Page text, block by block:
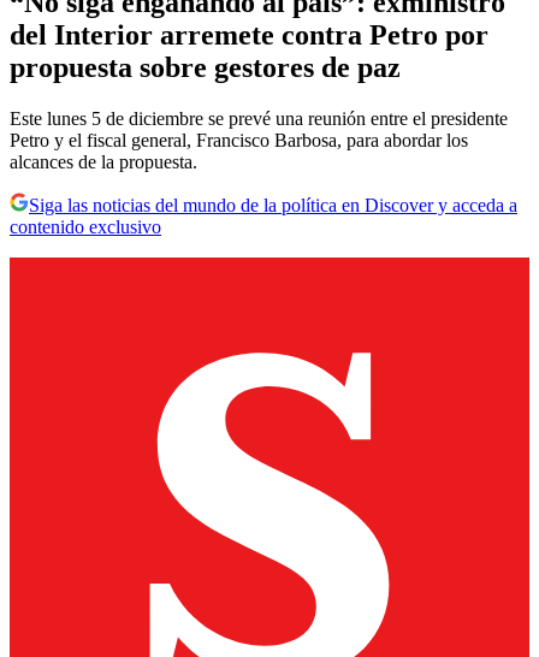
del Interior arremete contra Petro por
propuesta sobre gestores de paz
Este lunes 5 de diciembre se prevé una reunión entre el presidente
Petro y el fiscal general, Francisco Barbosa, para abordar los
alcances de la propuesta.
Siga las noticias del mundo de la política en Discover y acceda a
contenido exclusivo